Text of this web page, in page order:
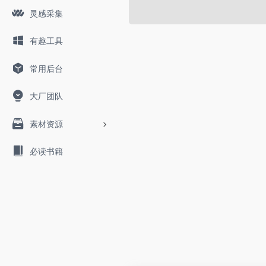
灵感采集
有趣工具
常用后台
大厂团队
素材资源
必读书籍